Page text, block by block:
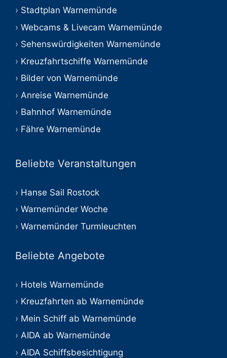
Stadtplan Warnemünde
Webcams & Livecam Warnemünde
Sehenswürdigkeiten Warnemünde
Kreuzfahrtschiffe Warnemünde
Bilder von Warnemünde
Anreise Warnemünde
Bahnhof Warnemünde
Fähre Warnemünde
Beliebte Veranstaltungen
Hanse Sail Rostock
Warnemünder Woche
Warnemünder Turmleuchten
Beliebte Angebote
Hotels Warnemünde
Kreuzfahrten ab Warnemünde
Mein Schiff ab Warnemünde
AIDA ab Warnemünde
AIDA Schiffsbesichtigung